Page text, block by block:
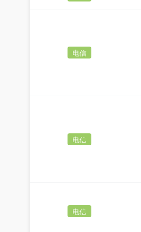
电信
电信
电信